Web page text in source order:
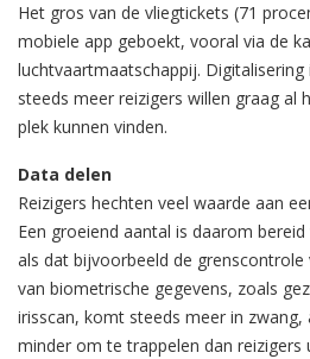
Het gros van de vliegtickets (71
mobiele app geboekt, vooral via de
luchtvaartmaatschappij.
steeds meer reizigers willen graag al
plek kunnen vinden.
Data delen
Reizigers hechten veel waarde aan
Een groeiend aantal is daarom
als dat bijvoorbeeld de
van biometrische gegevens, zoals
irisscan, komt steeds meer in zwang,
minder om te trappelen dan reizigers